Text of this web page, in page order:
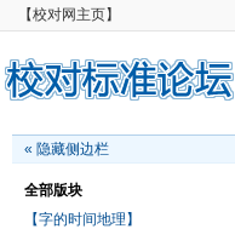
【校对网主页】
« 隐藏侧边栏
全部版块
【字的时间地理】